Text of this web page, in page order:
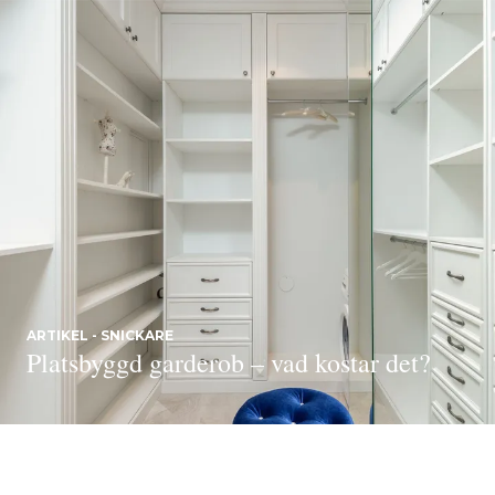
ARTIKEL - SNICKARE
Platsbyggd garderob – vad kostar det?